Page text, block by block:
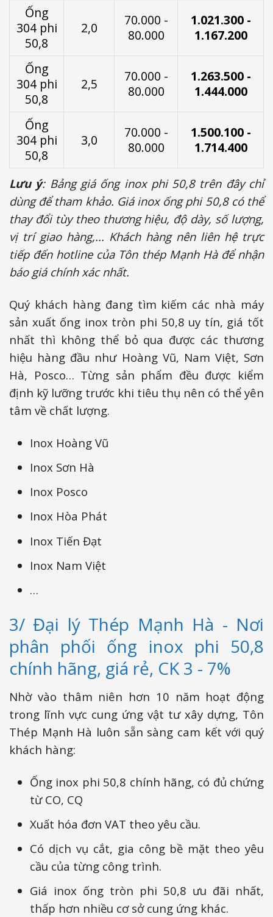
Ống
304 phi
50,8
2,0
70.000 -
80.000
1.021.300 -
1.167.200
Ống
304 phi
50,8
2,5
70.000 -
80.000
1.263.500 -
1.444.000
Ống
304 phi
50,8
3,0
70.000 -
80.000
1.500.100 -
1.714.400
Lưu ý: Bảng giá ống inox phi 50,8 trên đây chỉ
dùng để tham khảo. Giá inox ống phi 50,8 có thể
thay đổi tùy theo thương hiệu, độ dày, số lượng,
vị trí giao hàng,... Khách hàng nên liên hệ trực
tiếp đến hotline của Tôn thép Mạnh Hà để nhận
báo giá chính xác nhất.
Quý khách hàng đang tìm kiếm các nhà máy
sản xuất ống inox tròn phi 50,8 uy tín, giá tốt
nhất thì không thể bỏ qua được các thương
hiệu hàng đầu như Hoàng Vũ, Nam Việt, Sơn
Hà, Posco… Từng sản phẩm đều được kiểm
định kỹ lưỡng trước khi tiêu thụ nên có thể yên
tâm về chất lượng.
Inox Hoàng Vũ
Inox Sơn Hà
Inox Posco
Inox Hòa Phát
Inox Tiến Đạt
Inox Nam Việt
…
3/ Đại lý Thép Mạnh Hà - Nơi
phân phối ống inox phi 50,8
chính hãng, giá rẻ, CK 3 - 7%
Nhờ vào thâm niên hơn 10 năm hoạt động
trong lĩnh vực cung ứng vật tư xây dựng, Tôn
Thép Mạnh Hà luôn sẵn sàng cam kết với quý
khách hàng:
Ống inox phi 50,8 chính hãng, có đủ chứng
từ CO, CQ
Xuất hóa đơn VAT theo yêu cầu.
Có dịch vụ cắt, gia công bề mặt theo yêu
cầu của từng công trình.
Giá inox ống tròn phi 50,8 ưu đãi nhất,
thấp hơn nhiều cơ sở cung ứng khác.